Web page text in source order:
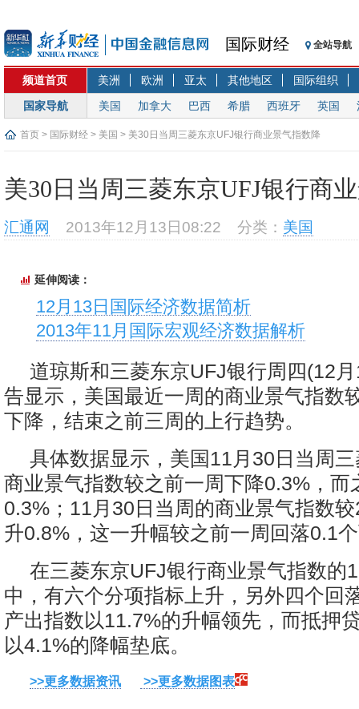
国际财经 全站导航
频道首页 美洲 欧洲 亚太 其他地区
国际组织
国家导航
美国 加拿大 巴西 希腊 西班牙 英国
首页 > 国际财经 > 美国 > 美30日当周三菱东京UFJ银行商业景气指数降
美30日当周三菱东京UFJ银行商
汇通网 2013年12月13日08:22 分类： 美国
延伸阅读：
12月13日国际经济数据简析
2013年11月国际宏观经济数据解析
道琼斯和三菱东京UFJ银行周四(12
告显示，美国最近一周的商业景气指数
下降，结束之前三周的上行趋势。
具体数据显示，美国11月30日当周
商业景气指数较之前一周下降0.3%，而
0.3%；11月30日当周的商业景气指数
升0.8%，这一升幅较之前一周回落0.1
在三菱东京UFJ银行商业景气指数的
中，有六个分项指标上升，另外四个回
产出指数以11.7%的升幅领先，而抵押
以4.1%的降幅垫底。
>>更多数据资讯 >>更多数据图表